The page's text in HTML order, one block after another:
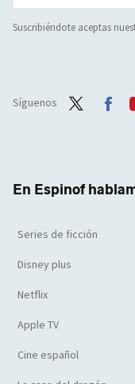
Suscribiéndote aceptas
Síguenos
En Espinof
Series de ficción
Disney plus
Netflix
Apple TV
Cine español